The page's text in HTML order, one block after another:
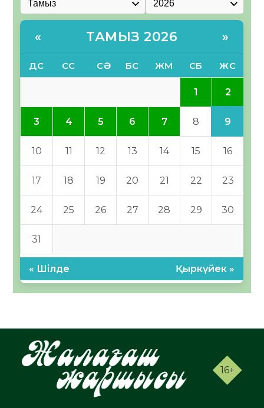
« ТАМЫЗ 2026 »
ДС СС СӘ БС ЖМ СБ ЖС
1 2
3 4 5 6 7 8 9
10 11 12 13 14 15 16
17 18 19 20 21 22 23
24 25 26 27 28 29 30
31
« Шілде Қыркүйек »
16+